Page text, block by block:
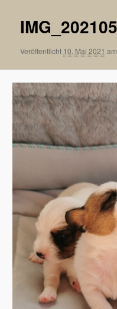
Veröffentlicht 10. Mai 2021